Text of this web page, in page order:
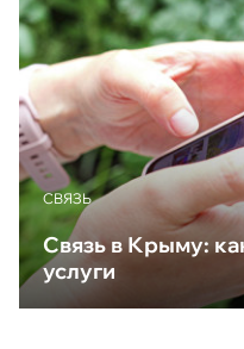
CВЯЗЬ
Связь в Крыму:
услуги